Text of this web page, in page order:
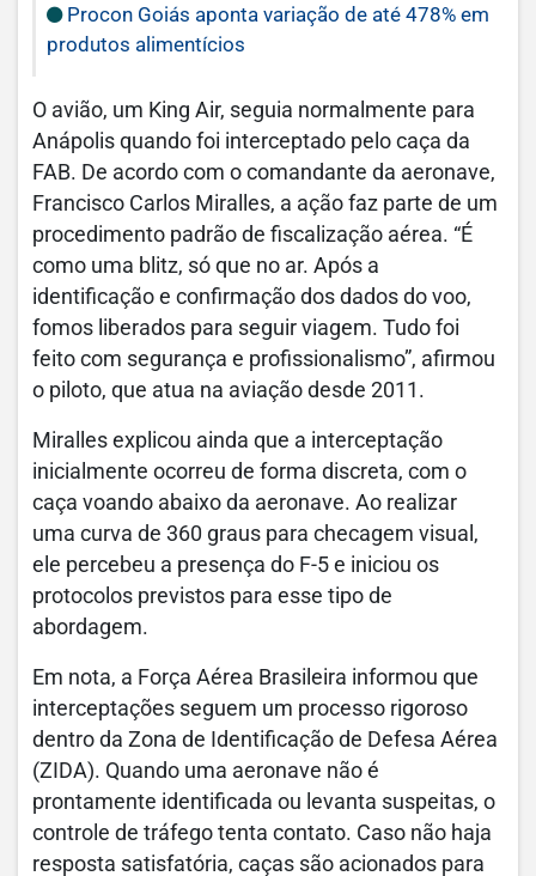
Procon Goiás aponta variação de até 478% em
produtos alimentícios
O avião, um King Air, seguia normalmente para
Anápolis quando foi interceptado pelo caça da
FAB. De acordo com o comandante da aeronave,
Francisco Carlos Miralles, a ação faz parte de um
procedimento padrão de fiscalização aérea. “É
como uma blitz, só que no ar. Após a
identificação e confirmação dos dados do voo,
fomos liberados para seguir viagem. Tudo foi
feito com segurança e profissionalismo”, afirmou
o piloto, que atua na aviação desde 2011.
Miralles explicou ainda que a interceptação
inicialmente ocorreu de forma discreta, com o
caça voando abaixo da aeronave. Ao realizar
uma curva de 360 graus para checagem visual,
ele percebeu a presença do F-5 e iniciou os
protocolos previstos para esse tipo de
abordagem.
Em nota, a Força Aérea Brasileira informou que
interceptações seguem um processo rigoroso
dentro da Zona de Identificação de Defesa Aérea
(ZIDA). Quando uma aeronave não é
prontamente identificada ou levanta suspeitas, o
controle de tráfego tenta contato. Caso não haja
resposta satisfatória, caças são acionados para